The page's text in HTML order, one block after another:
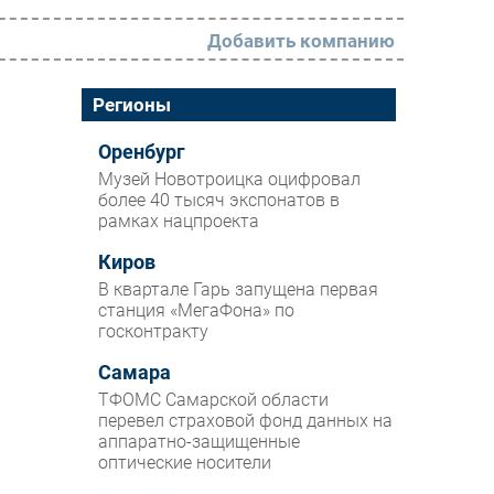
РАЗДЕЛЫ
Новости
Аналитика
Интервью
Мероприятия
Проекты
IT класс
Тестовый стенд
Каталог компаний
Добавить компанию
Регионы
Оренбург
Музей Новотроицка оцифровал
более 40 тысяч экспонатов в
рамках нацпроекта
Киров
В квартале Гарь запущена первая
станция «МегаФона» по
госконтракту
Самара
ТФОМС Самарской области
перевел страховой фонд данных на
аппаратно-защищенные
оптические носители